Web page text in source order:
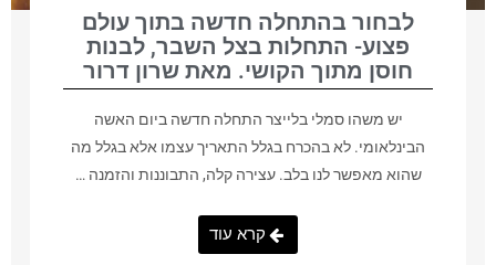
לבחור בהתחלה חדשה בתוך עולם
פצוע- התחלות בצל השבר, לבנות
חוסן מתוך הקושי. מאת שרון דרור
יש משהו סמלי בלייצר התחלה חדשה ביום האשה
הבינלאומי. לא בהכרח בגלל התאריך עצמו אלא בגלל מה
שהוא מאפשר לנו בלב. עצירה קלה, התבוננות והזמנה …
קרא עוד